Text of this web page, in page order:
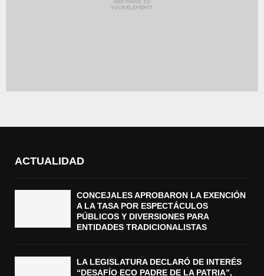
ACTUALIDAD
CONCEJALES APROBARON LA EXENCIÓN
A LA TASA POR ESPECTÁCULOS
PÚBLICOS Y DIVERSIONES PARA
ENTIDADES TRADICIONALISTAS
LA LEGISLATURA DECLARÓ DE INTERÉS
“DESAFÍO ECO PADRE DE LA PATRIA”,